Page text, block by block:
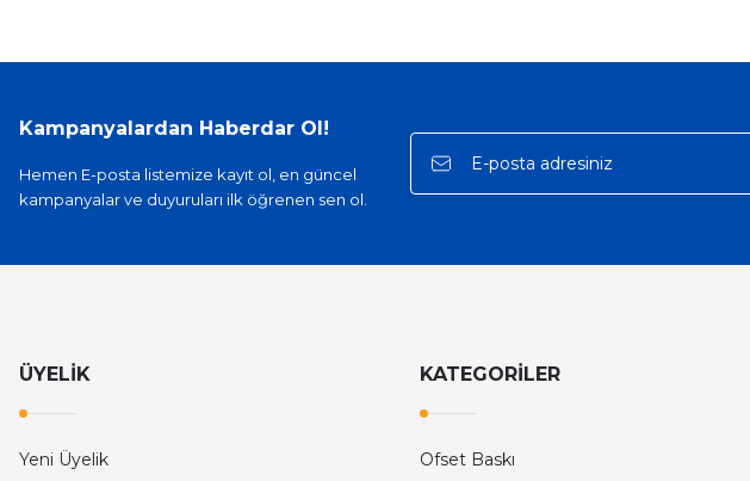
Kampanyalardan Haberdar Ol!
Hemen E-posta listemize kayıt ol, en güncel
kampanyalar ve duyuruları ilk öğrenen sen ol.
ÜYELİK
Yeni Üyelik
KATEGORİLER
Ofset Baskı